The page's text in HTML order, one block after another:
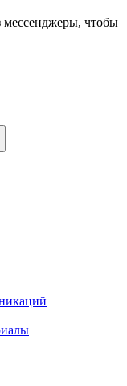
мессенджеры, чтобы